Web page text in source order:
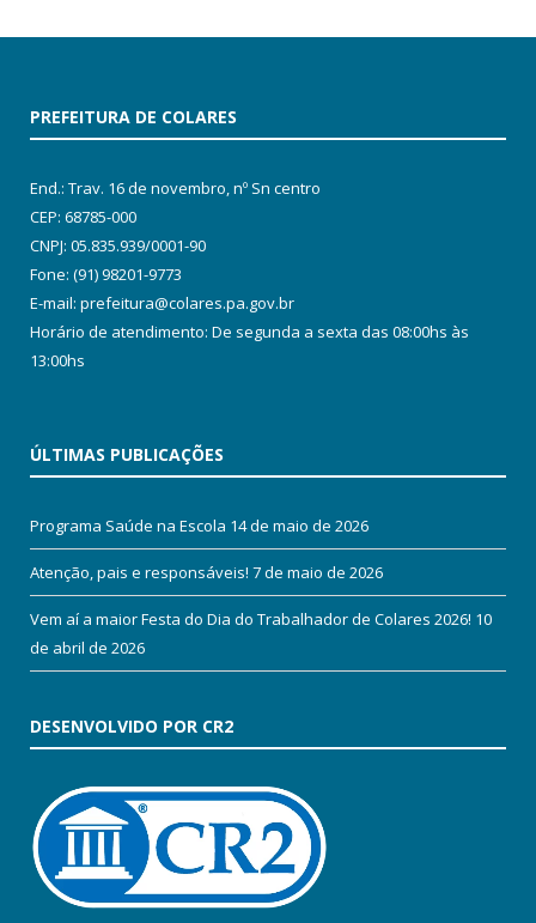
PREFEITURA DE COLARES
End.: Trav. 16 de novembro, nº Sn centro
CEP: 68785-000
CNPJ: 05.835.939/0001-90
Fone: (91) 98201-9773
E-mail: prefeitura@colares.pa.gov.br
Horário de atendimento: De segunda a sexta das 08:00hs às
13:00hs
ÚLTIMAS PUBLICAÇÕES
Programa Saúde na Escola 14 de maio de 2026
Atenção, pais e responsáveis! 7 de maio de 2026
Vem aí a maior Festa do Dia do Trabalhador de Colares 2026! 10
de abril de 2026
DESENVOLVIDO POR CR2